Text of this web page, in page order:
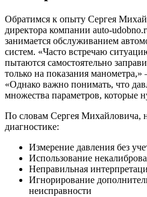
Обратимся к опыту Сергея
директора компании auto-
занимается обслуживанием
систем. «Часто встречаю
пытаются самостоятельно
только на показания манометра,»
«Однако важно понимать, что
множества параметров, которые
По словам Сергея Михайловича,
диагностике:
Измерение давления без
Использование
Неправильная
Игнорирование
неисправности